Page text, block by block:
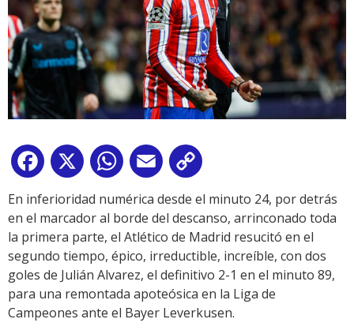
Facebook
X WhatsApp
Email
Link
En inferioridad numérica desde el minuto 24, por detrás
en el marcador al borde del descanso, arrinconado toda
la primera parte, el Atlético de Madrid resucitó en el
segundo tiempo, épico, irreductible, increíble, con dos
goles de Julián Alvarez, el definitivo 2-1 en el minuto 89,
para una remontada apoteósica en la Liga de
Campeones ante el Bayer Leverkusen.